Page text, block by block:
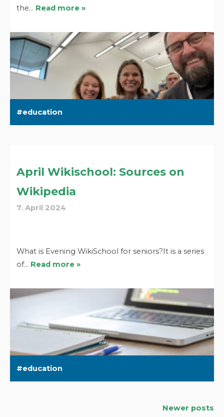
the… Read more »
education
April Wikischool: Sources on
Wikipedia
7. April 2024
What is Evening WikiSchool for seniors?It is a series
of… Read more »
education
Newer posts